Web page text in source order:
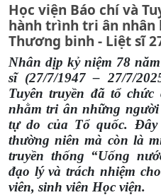
Học viện Báo chí và
hành trình tri ân nhân
Thương binh - Liệt sĩ
Nhân dịp kỷ niệm 78
sĩ (27/7/1947 – 27/7/
Tuyên truyền đã tổ
nhằm tri ân những
tự do của Tổ quốc.
thường niên mà còn là
truyền thống “Uống
đạo lý và trách nhiệm
viên, sinh viên Học viện.